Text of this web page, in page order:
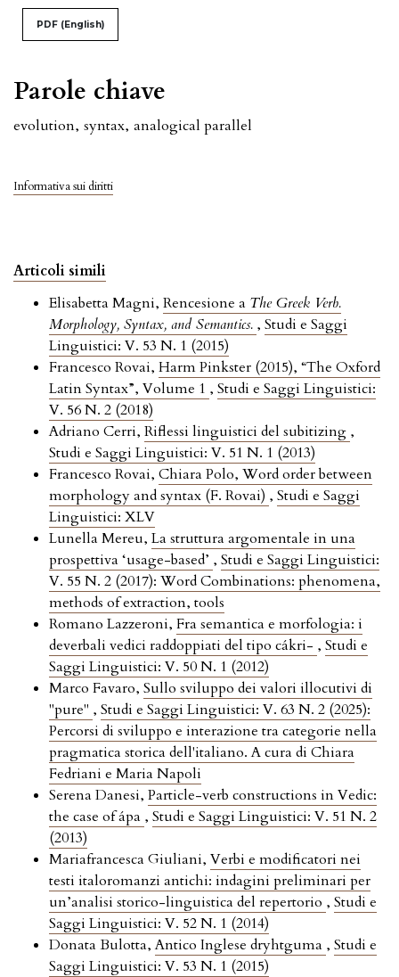
Parole chiave
evolution, syntax, analogical parallel
Informativa sui diritti
PDF (English)
Articoli simili
Elisabetta Magni, Rencesione a The Greek Verb.
Morphology, Syntax, and Semantics. , Studi e Saggi
Linguistici: V. 53 N. 1 (2015)
Francesco Rovai, Harm Pinkster (2015), “The Oxford
Latin Syntax”, Volume 1 , Studi e Saggi Linguistici:
V. 56 N. 2 (2018)
Adriano Cerri, Riflessi linguistici del subitizing ,
Studi e Saggi Linguistici: V. 51 N. 1 (2013)
Francesco Rovai, Chiara Polo, Word order between
morphology and syntax (F. Rovai) , Studi e Saggi
Linguistici: XLV
Lunella Mereu, La struttura argomentale in una
prospettiva ‘usage-based’ , Studi e Saggi Linguistici:
V. 55 N. 2 (2017): Word Combinations: phenomena,
methods of extraction, tools
Romano Lazzeroni, Fra semantica e morfologia: i
deverbali vedici raddoppiati del tipo cákri- , Studi e
Saggi Linguistici: V. 50 N. 1 (2012)
Marco Favaro, Sullo sviluppo dei valori illocutivi di
"pure" , Studi e Saggi Linguistici: V. 63 N. 2 (2025):
Percorsi di sviluppo e interazione tra categorie nella
pragmatica storica dell'italiano. A cura di Chiara
Fedriani e Maria Napoli
Serena Danesi, Particle-verb constructions in Vedic:
the case of ápa , Studi e Saggi Linguistici: V. 51 N. 2
(2013)
Mariafrancesca Giuliani, Verbi e modificatori nei
testi italoromanzi antichi: indagini preliminari per
un’analisi storico-linguistica del repertorio , Studi e
Saggi Linguistici: V. 52 N. 1 (2014)
Donata Bulotta,Antico Inglese dryhtguma , Studi e
Saggi Linguistici: V. 53 N. 1 (2015)